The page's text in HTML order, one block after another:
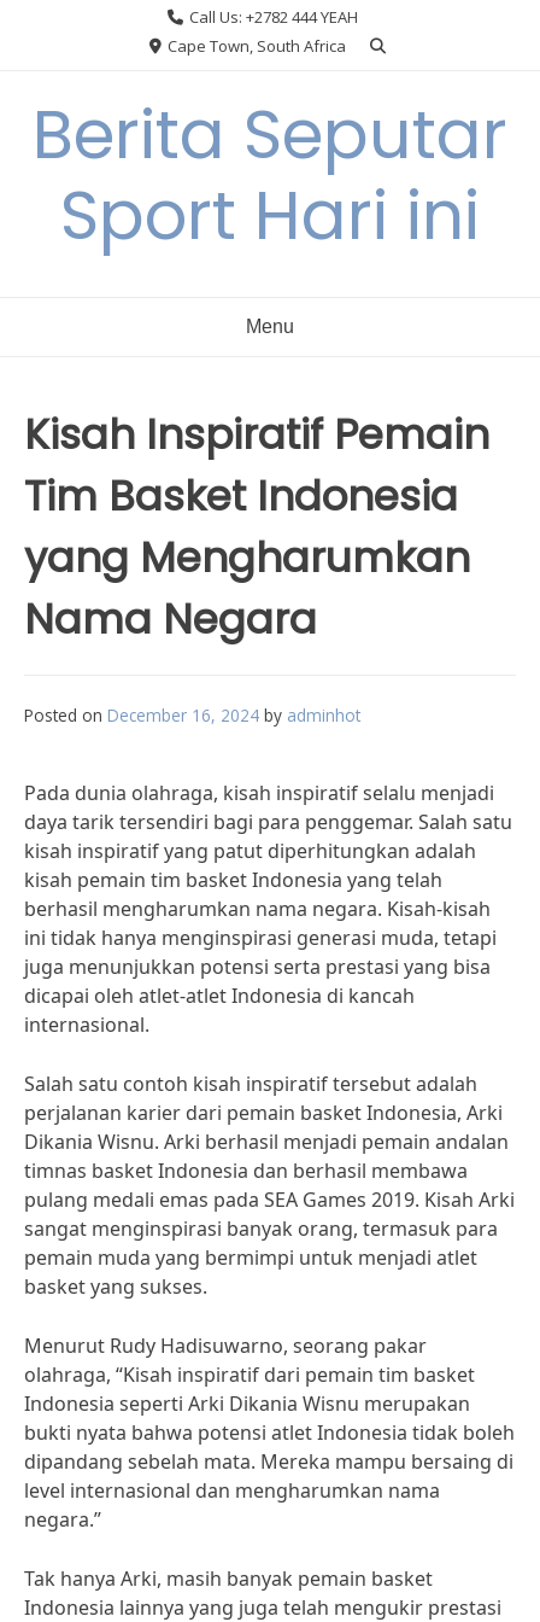
Call Us: +2782 444 YEAH
Cape Town, South Africa
Berita Seputar
Sport Hari ini
Menu
Kisah Inspiratif Pemain
Tim Basket Indonesia
yang Mengharumkan
Nama Negara
Posted on December 16, 2024 by adminhot
Pada dunia olahraga, kisah inspiratif selalu menjadi
daya tarik tersendiri bagi para penggemar. Salah satu
kisah inspiratif yang patut diperhitungkan adalah
kisah pemain tim basket Indonesia yang telah
berhasil mengharumkan nama negara. Kisah-kisah
ini tidak hanya menginspirasi generasi muda, tetapi
juga menunjukkan potensi serta prestasi yang bisa
dicapai oleh atlet-atlet Indonesia di kancah
internasional.
Salah satu contoh kisah inspiratif tersebut adalah
perjalanan karier dari pemain basket Indonesia, Arki
Dikania Wisnu. Arki berhasil menjadi pemain andalan
timnas basket Indonesia dan berhasil membawa
pulang medali emas pada SEA Games 2019. Kisah Arki
sangat menginspirasi banyak orang, termasuk para
pemain muda yang bermimpi untuk menjadi atlet
basket yang sukses.
Menurut Rudy Hadisuwarno, seorang pakar
olahraga, “Kisah inspiratif dari pemain tim basket
Indonesia seperti Arki Dikania Wisnu merupakan
bukti nyata bahwa potensi atlet Indonesia tidak boleh
dipandang sebelah mata. Mereka mampu bersaing di
level internasional dan mengharumkan nama
negara.”
Tak hanya Arki, masih banyak pemain basket
Indonesia lainnya yang juga telah mengukir prestasi